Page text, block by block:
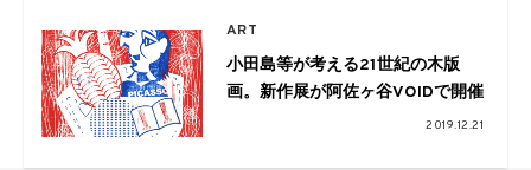
ART
小田島等が考える21世紀の木版
画。新作展が阿佐ヶ谷VOIDで開催
2019.12.21